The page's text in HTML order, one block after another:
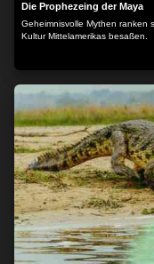
Die Prophezeing der Maya
Geheimnisvolle Mythen ranken
Kultur Mittelamerikas besaßen.